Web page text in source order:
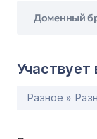
Доменный
Участвует
Разное »